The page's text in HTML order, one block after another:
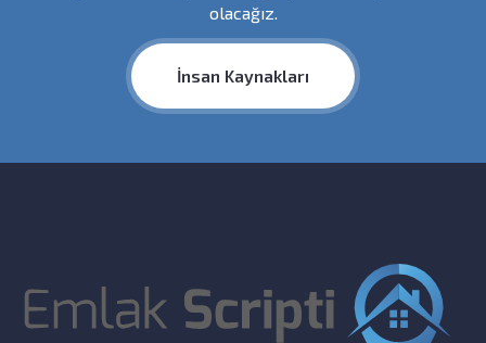
olacağız.
İnsan Kaynakları